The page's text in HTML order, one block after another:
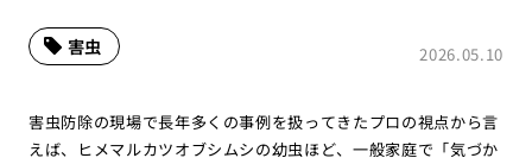
2026.05.10
害虫
害虫防除の現場で長年多くの事例を扱ってきたプロの視点から言
えば、ヒメマルカツオブシムシの幼虫ほど、一般家庭で「気づか